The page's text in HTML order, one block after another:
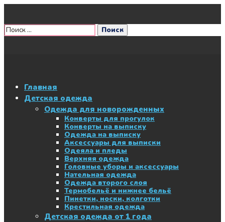
Главная
Детская одежда
Одежда для новорожденных
Конверты для прогулок
Конверты на выписку
Одежда на выписку
Аксессуары для выписки
Одеяла и пледы
Верхняя одежда
Головные уборы и аксессуары
Нательная одежда
Одежда второго слоя
Термобельё и нижнее бельё
Пинетки, носки, колготки
Крестильная одежда
Детская одежда от 1 года